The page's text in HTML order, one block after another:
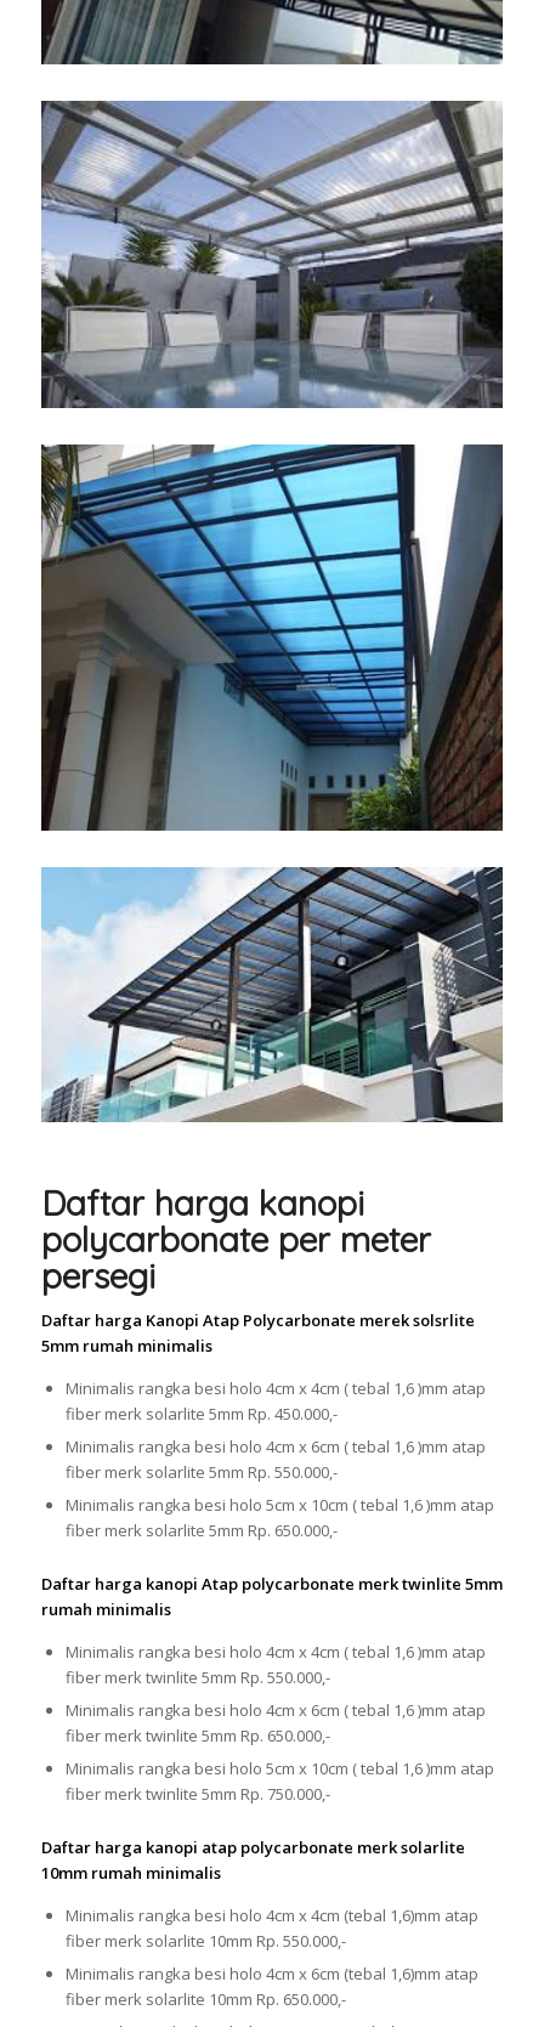
Daftar harga kanopi
polycarbonate per meter
persegi
Daftar harga Kanopi Atap Polycarbonate merek solsrlite
5mm rumah minimalis
Minimalis rangka besi holo 4cm x 4cm ( tebal 1,6 )mm atap
fiber merk solarlite 5mm Rp. 450.000,-
Minimalis rangka besi holo 4cm x 6cm ( tebal 1,6 )mm atap
fiber merk solarlite 5mm Rp. 550.000,-
Minimalis rangka besi holo 5cm x 10cm ( tebal 1,6 )mm atap
fiber merk solarlite 5mm Rp. 650.000,-
Daftar harga kanopi Atap polycarbonate merk twinlite 5mm
rumah minimalis
Minimalis rangka besi holo 4cm x 4cm ( tebal 1,6 )mm atap
fiber merk twinlite 5mm Rp. 550.000,-
Minimalis rangka besi holo 4cm x 6cm ( tebal 1,6 )mm atap
fiber merk twinlite 5mm Rp. 650.000,-
Minimalis rangka besi holo 5cm x 10cm ( tebal 1,6 )mm atap
fiber merk twinlite 5mm Rp. 750.000,-
Daftar harga kanopi atap polycarbonate merk solarlite
10mm rumah minimalis
Minimalis rangka besi holo 4cm x 4cm (tebal 1,6)mm atap
fiber merk solarlite 10mm Rp. 550.000,-
Minimalis rangka besi holo 4cm x 6cm (tebal 1,6)mm atap
fiber merk solarlite 10mm Rp. 650.000,-